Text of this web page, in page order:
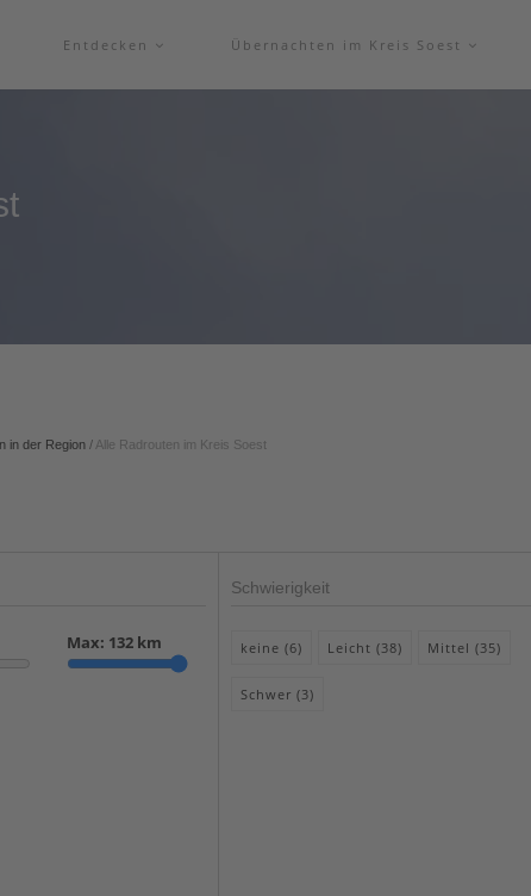
Entdecken Übernachten im Kreis Soest
in der Region / Alle Radrouten im Kreis Soest
Max: 132 km
Schwierigkeit
keine (6) Leicht (38) Mittel (35)
Schwer (3)